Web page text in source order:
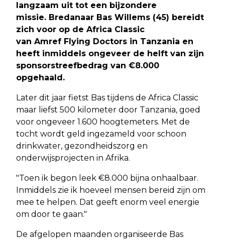
langzaam uit tot een bijzondere
missie. Bredanaar Bas Willems (45) bereidt
zich voor op de Africa Classic
van Amref Flying Doctors in Tanzania en
heeft inmiddels ongeveer de helft van zijn
sponsorstreefbedrag van €8.000
opgehaald.
Later dit jaar fietst Bas tijdens de Africa Classic
maar liefst 500 kilometer door Tanzania, goed
voor ongeveer 1.600 hoogtemeters. Met de
tocht wordt geld ingezameld voor schoon
drinkwater, gezondheidszorg en
onderwijsprojecten in Afrika.
"Toen ik begon leek €8.000 bijna onhaalbaar.
Inmiddels zie ik hoeveel mensen bereid zijn om
mee te helpen. Dat geeft enorm veel energie
om door te gaan."
De afgelopen maanden organiseerde Bas